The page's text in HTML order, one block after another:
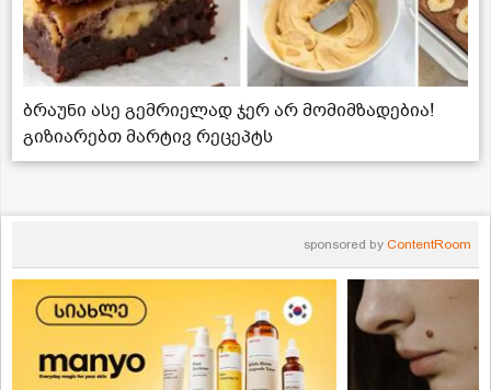
ბრაუნი ასე გემრიელად ჯერ არ მომიმზადებია!
გიზიარებთ მარტივ რეცეპტს
sponsored by ContentRoom